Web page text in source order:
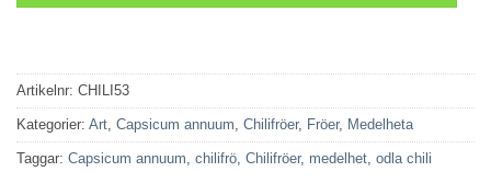
Artikelnr: CHILI53
Kategorier: Art, Capsicum annuum, Chilifröer, Fröer, Medelheta
Taggar: Capsicum annuum, chilifrö, Chilifröer, medelhet, odla chili